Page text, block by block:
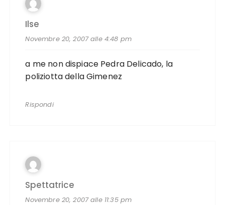
Ilse
Novembre 20, 2007 alle 4:48 pm
a me non dispiace Pedra Delicado, la
poliziotta della Gimenez
Rispondi
Spettatrice
Novembre 20, 2007 alle 11:35 pm